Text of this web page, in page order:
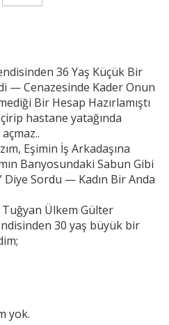
36 Yaş Küçük Bir
— Cenazesinde Kader Onun
Bir Hesap Hazırlamıştı
hastane yatağında
Eşimin İş Arkadaşına
Banyosundaki Sabun Gibi
Diye Sordu — Kadın Bir Anda
Tuğyan Ülkem Gülter
30 yaş büyük bir
yok.